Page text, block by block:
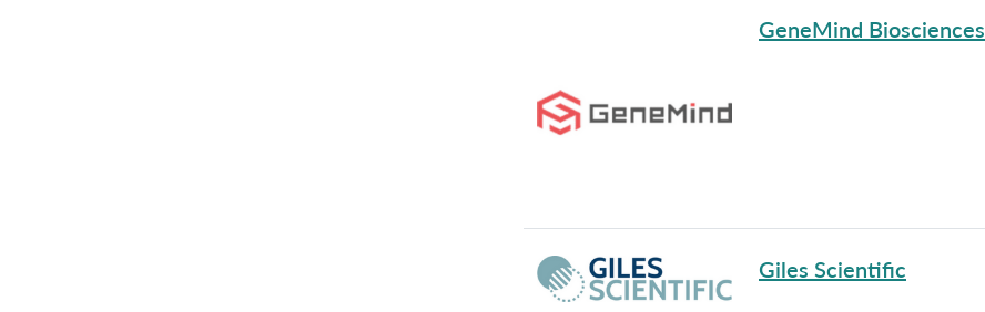
GeneMind Biosciences
Giles Scientific